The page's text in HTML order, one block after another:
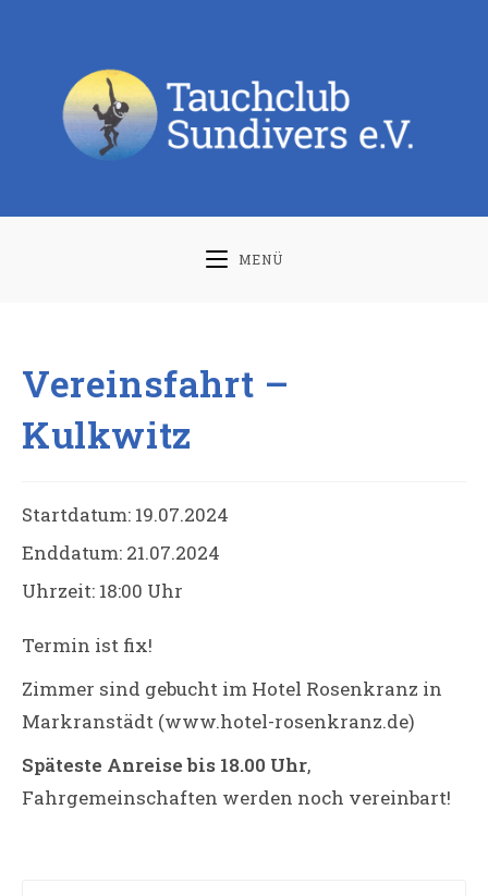
MENÜ
Vereinsfahrt –
Kulkwitz
Startdatum: 19.07.2024
Enddatum: 21.07.2024
Uhrzeit: 18:00 Uhr
Termin ist fix!
Zimmer sind gebucht im Hotel Rosenkranz in
Markranstädt (www.hotel-rosenkranz.de)
Späteste Anreise bis 18.00 Uhr,
Fahrgemeinschaften werden noch vereinbart!